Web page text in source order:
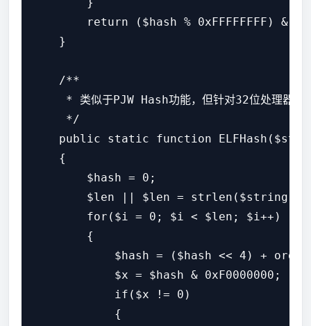
return ($hash % 0xFFFFFFFF) &
    }
    /**
* 类似于PJW Hash功能，但针对32位处理器进
     */
public static function
    {
        $hash = 0;
        $len || $len = strlen($string);
        for($i = 0; $i < $len; $i++)
        {
$hash = ($hash << 4) +
            $x = $hash & 0xF0000000;
            if($x != 0)
            {